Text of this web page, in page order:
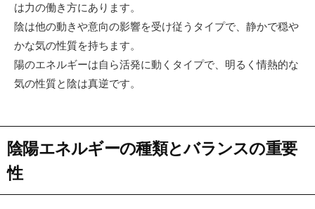
は力の働き方にあります。
陰は他の動きや意向の影響を受け従うタイプで、静かで穏や
かな気の性質を持ちます。
陽のエネルギーは自ら活発に動くタイプで、明るく情熱的な
気の性質と陰は真逆です。
陰陽エネルギーの種類とバランスの重要
性